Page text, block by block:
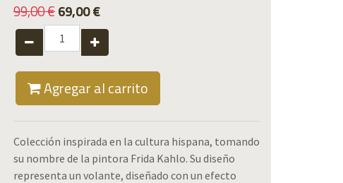
99,00€69,00€
Agregar al carrito
Colección inspirada en la cultura hispana, tomando
su nombre de la pintora Frida Kahlo. Su diseño
representa un volante, diseñado con un efecto